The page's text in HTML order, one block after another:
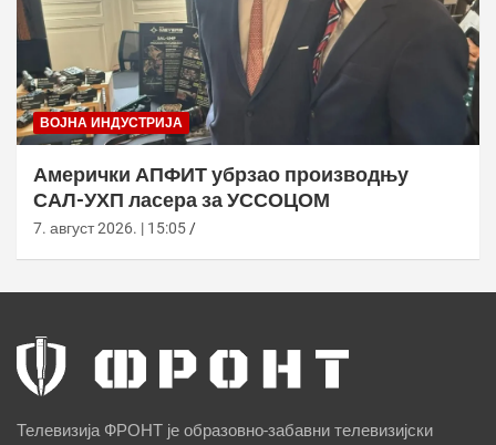
ВОЈНА ИНДУСТРИЈА
Амерички АПФИТ убрзао производњу
САЛ-УХП ласера за УССОЦОМ
7. август 2026. | 15:05
Телевизија ФРОНТ је образовно-забавни телевизијски